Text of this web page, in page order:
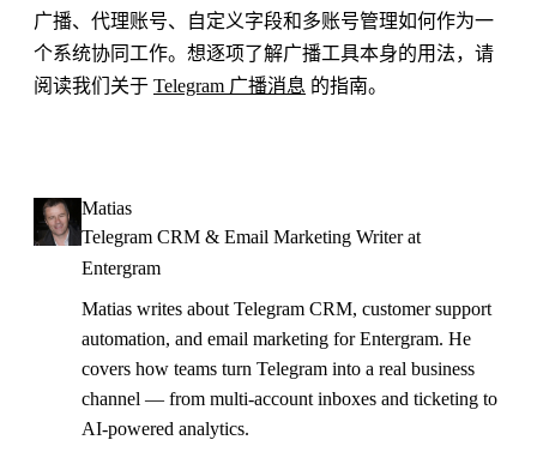
广播、代理账号、自定义字段和多账号管理如何作为一
个系统协同工作。想逐项了解广播工具本身的用法，请
阅读我们关于 Telegram 广播消息 的指南。
Matias
Telegram CRM & Email Marketing Writer at
Entergram
Matias writes about Telegram CRM, customer support
automation, and email marketing for Entergram. He
covers how teams turn Telegram into a real business
channel — from multi-account inboxes and ticketing to
AI-powered analytics.